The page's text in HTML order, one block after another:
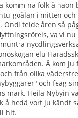
komm na folk å naon
goålan i mitten och
Ondi teide åren så
va vi nu
elu
Ä kom ju
från olika
och feäg
mark. Heila Nybyin
å hedä vort ju kändt
hit.